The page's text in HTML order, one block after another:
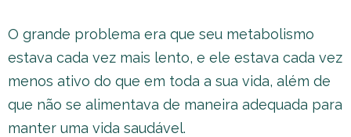
O grande problema era que seu metabolismo
estava cada vez mais lento, e ele estava cada vez
menos ativo do que em toda a sua vida, além de
que não se alimentava de maneira adequada para
manter uma vida saudável.